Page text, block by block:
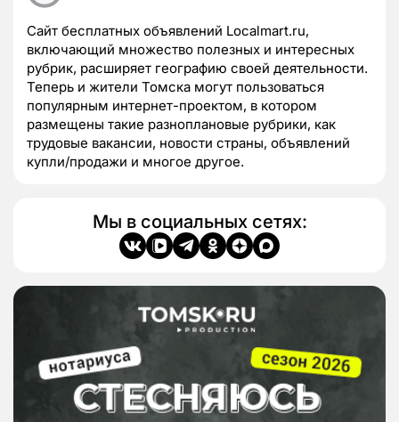
Сайт бесплатных объявлений Localmart.ru,
включающий множество полезных и интересных
рубрик, расширяет географию своей деятельности.
Теперь и жители Томска могут пользоваться
популярным интернет-проектом, в котором
размещены такие разноплановые рубрики, как
трудовые вакансии, новости страны, объявлений
купли/продажи и многое другое.
Мы в социальных сетях: